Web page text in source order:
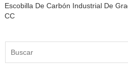
Escobilla De Carbón Industrial De
CC